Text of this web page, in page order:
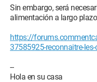
Sin embargo, será
alimentación a largo
https://
37585925-reconnaitre-
--
Hola en su casa